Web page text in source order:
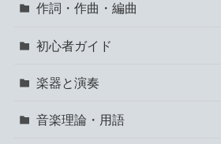
作詞・作曲・編曲
初心者ガイド
楽器と演奏
音楽理論・用語